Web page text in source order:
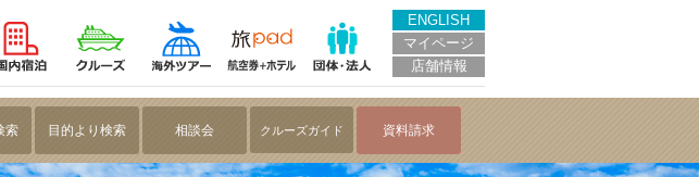
日間＜ベニス前泊＞～ベニスからアテネへの歴史・文化・絶景をつなぐ優雅な船旅～
ENGLISH
マイページ
店舗情報
索 目的より検索 相談会 クルーズガイド 資料請求